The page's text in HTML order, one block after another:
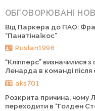
ОБГОВОРЮВАНІ
Від Паркера до ПАО:
“Панатінаїкос”
Ruslan1996
“Кліпперс” визначилися
Ленарда в команді після
aks701
Розкрита причина, чому
переходити в “Голден